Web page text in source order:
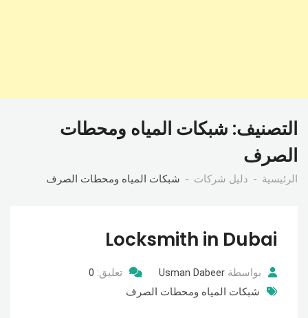
التصنيف: شبكات المياه ومحطات
الصرف
الرئيسية دليل شركات شبكات المياه ومحطات الصرف
Locksmith in Dubai
بواسطة Usman Dabeer تعليق: 0
شبكات المياه ومحطات الصرف